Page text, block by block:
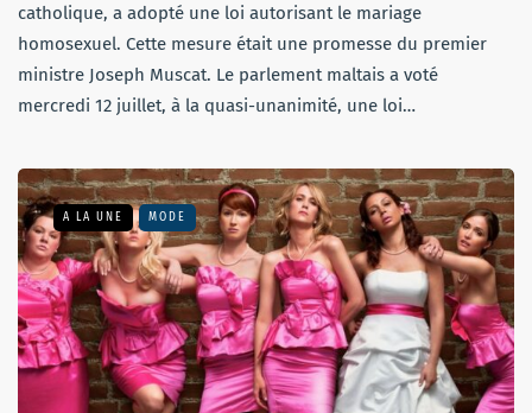
catholique, a adopté une loi autorisant le mariage
homosexuel. Cette mesure était une promesse du premier
ministre Joseph Muscat. Le parlement maltais a voté
mercredi 12 juillet, à la quasi-unanimité, une loi…
A LA UNE MODE